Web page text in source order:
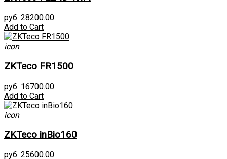
руб. 28200.00
Add to Cart
icon
ZKTeco FR1500
руб. 16700.00
Add to Cart
icon
ZKTeco inBio160
руб. 25600.00